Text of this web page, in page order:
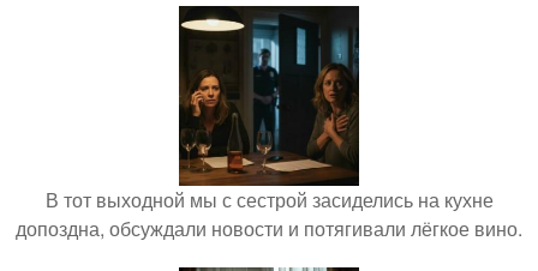
В тот выходной мы с сестрой засиделись на кухне
допоздна, обсуждали новости и потягивали лёгкое вино.